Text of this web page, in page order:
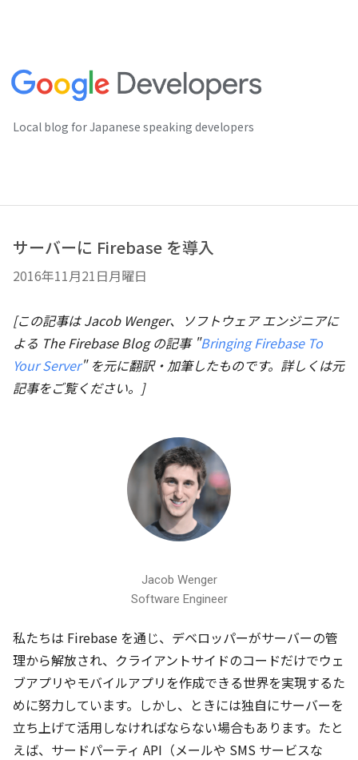
Local blog for Japanese speaking developers
サーバーに Firebase を導入
2016年11月21日月曜日
[この記事は Jacob Wenger、ソフトウェア エンジニアに
よる The Firebase Blog の記事 "Bringing Firebase To
Your Server" を元に翻訳・加筆したものです。詳しくは元
記事をご覧ください。]
Jacob Wenger
Software Engineer
私たちは Firebase を通じ、デベロッパーがサーバーの管
理から解放され、クライアントサイドのコードだけでウェ
ブアプリやモバイルアプリを作成できる世界を実現するた
めに努力しています。しかし、ときには独自にサーバーを
立ち上げて活用しなければならない場合もあります。たと
えば、サードパーティ API（メールや SMS サービスな